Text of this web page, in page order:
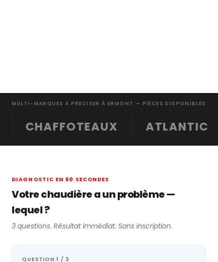
MULTI-MARQUES A PRECISER À ERMONT — PIÈCES DISPONIBLES
ATLANTIC
DIAGNOSTIC EN 60 SECONDES
Votre chaudière a un problème —
lequel ?
3 questions. Résultat immédiat. Sans inscription.
QUESTION 1 / 3